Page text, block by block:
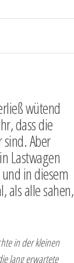
wütend
dass die
Aber
Lastwagen
in diesem
als alle sahen,
in der kleinen
lang erwartete